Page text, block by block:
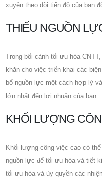
xuyên theo dõi tiến độ của bạn
THIẾU NGUỒN
Trong bối cảnh tối ưu hóa
khăn cho việc triển khai các
bổ nguồn lực một cách hợp lý
lớn nhất đến lợi nhuận của bạn.
KHỐI LƯỢNG
Khối lượng công việc cao có
nguồn lực để tối ưu hóa và tiết
​​tối ưu hóa và ủy quyền các